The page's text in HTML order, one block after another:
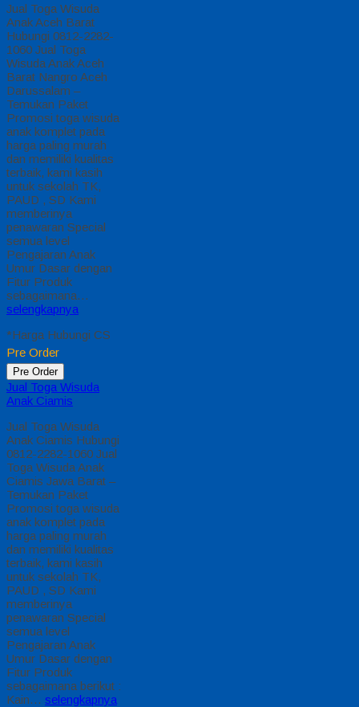
Jual Toga Wisuda
Anak Aceh Barat
Hubungi 0812-2282-
1060 Jual Toga
Wisuda Anak Aceh
Barat Nangro Aceh
Darussalam –
Temukan Paket
Promosi toga wisuda
anak komplet pada
harga paling murah
dan memiliki kualitas
terbaik, kami kasih
untuk sekolah TK,
PAUD , SD Kami
memberinya
penawaran Special
semua level
Pengajaran Anak
Umur Dasar dengan
Fitur Produk
sebagaimana…
selengkapnya
*Harga Hubungi CS
Pre Order
Pre Order
Jual Toga Wisuda
Anak Ciamis
Jual Toga Wisuda
Anak Ciamis Hubungi
0812-2282-1060 Jual
Toga Wisuda Anak
Ciamis Jawa Barat –
Temukan Paket
Promosi toga wisuda
anak komplet pada
harga paling murah
dan memiliki kualitas
terbaik, kami kasih
untuk sekolah TK,
PAUD , SD Kami
memberinya
penawaran Special
semua level
Pengajaran Anak
Umur Dasar dengan
Fitur Produk
sebagaimana berikut :
Kain… selengkapnya